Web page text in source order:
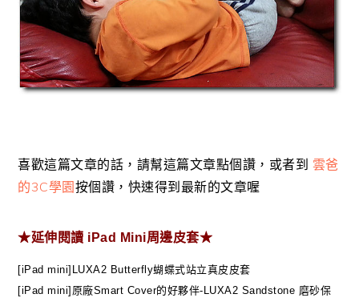
喜歡這篇文章的話，請幫這篇文章點個讚，或者到 雲爸
的3C學園按個讚，快速得到最新的文章喔
★延伸閱讀 iPad Mini周邊皮套★
[iPad mini]LUXA2 Butterfly蝴蝶式站立真皮皮套
[iPad mini]原廠Smart Cover的好夥伴-LUXA2 Sandstone 磨砂保